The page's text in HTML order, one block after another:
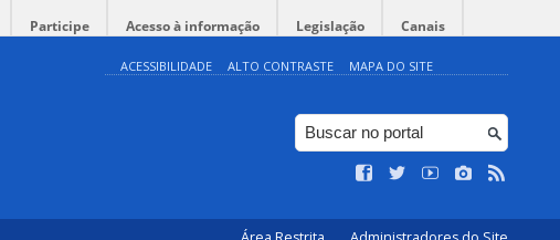
Participe Acesso à informação Legislação Canais
ACESSIBILIDADE ALTO CONTRASTE MAPA DO SITE